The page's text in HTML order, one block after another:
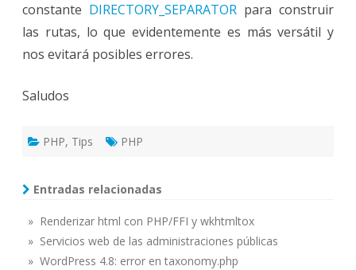
constante DIRECTORY_SEPARATOR para construir
las rutas, lo que evidentemente es más versátil y
nos evitará posibles errores.
Saludos
PHP, Tips PHP
Entradas relacionadas
» Renderizar html con PHP/FFI y wkhtmltox
» Servicios web de las administraciones públicas
» WordPress 4.8: error en taxonomy.php